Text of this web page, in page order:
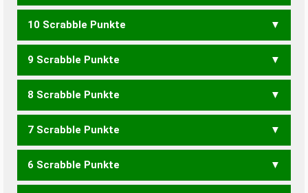
RECKT RUCKE RUCKT
10 Scrabble Punkte
RECK RUCK
9 Scrabble Punkte
ECK
8 Scrabble Punkte
KURET KURTE
7 Scrabble Punkte
ECRU KURE KURT KUTE
6 Scrabble Punkte